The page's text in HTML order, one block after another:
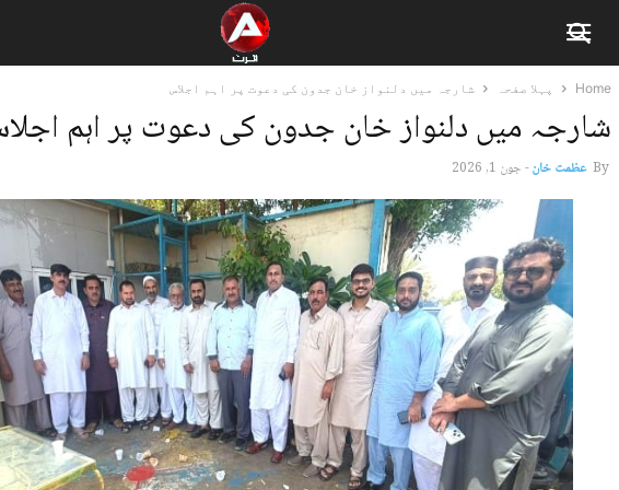
Home پہلا صفحہ شارجہ میں دلنواز خان جدون کی دعوت پر اہم اجلاس
شارجہ میں دلنواز خان جدون کی دعوت پر اہم
By عظمت خان-جون 1, 2026